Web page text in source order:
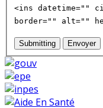
<ins datetime=""
border="" alt=""
Submitting Envoyer